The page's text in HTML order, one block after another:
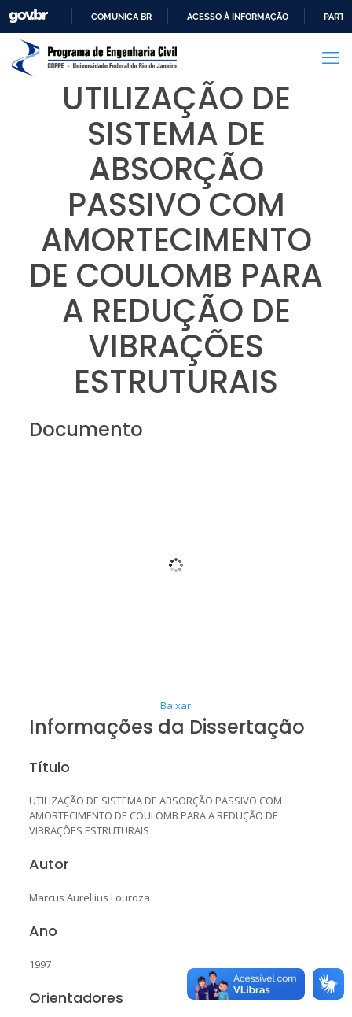
PARA
CONTEÚDO
COMUNICA BR ACESSO À INFORMAÇÃO
UTILIZAÇÃO DE
SISTEMA DE
ABSORÇÃO
PASSIVO COM
AMORTECIMENTO
DE COULOMB PARA
A REDUÇÃO DE
VIBRAÇÕES
ESTRUTURAIS
Documento
Baixar
Informações da Dissertação
Título
UTILIZAÇÃO DE SISTEMA DE ABSORÇÃO PASSIVO COM
AMORTECIMENTO DE COULOMB PARA A REDUÇÃO DE
VIBRAÇÕES ESTRUTURAIS
Autor
Marcus Aurellius Louroza
Ano
1997
Orientadores